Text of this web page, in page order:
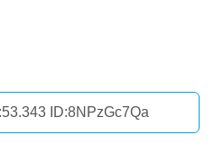
ID:8NPzGc7Qa